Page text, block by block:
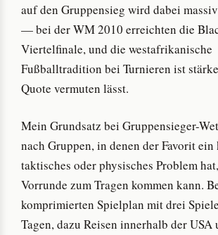
auf den Gruppensieg wird dabei
— bei der WM 2010 erreichten die
Viertelfinale, und die westafrikanische
Fußballtradition bei Turnieren ist
Quote vermuten lässt.
Mein Grundsatz bei Gruppensieger-
nach Gruppen, in denen der Favorit ein
taktisches oder physisches Problem
Vorrunde zum Tragen kommen kann.
komprimierten Spielplan mit drei
Tagen, dazu Reisen innerhalb der USA